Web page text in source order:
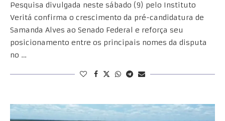
Pesquisa divulgada neste sábado (9) pelo Instituto
Veritá confirma o crescimento da pré-candidatura de
Samanda Alves ao Senado Federal e reforça seu
posicionamento entre os principais nomes da disputa
no …